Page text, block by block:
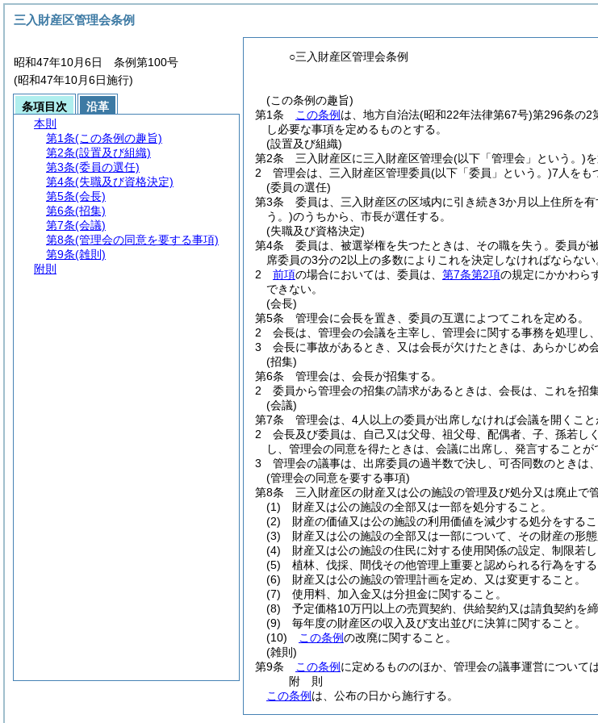
○三入財産区管理会条例
(この条例の趣旨)
第1条
この条例 は、地方自治法(昭和22年法律第67号)第296条の2
し必要な事項を定めるものとする。
(設置及び組織)
第2条
三入財産区に三入財産区管理会(以下「管理会」という。)
2
管理会は、三入財産区管理委員(以下「委員」という。)7人をも
(委員の選任)
第3条
委員は、三入財産区の区域内に引き続き3か月以上住所を
う。)のうちから、市長が選任する。
(失職及び資格決定)
第4条
委員は、被選挙権を失つたときは、その職を失う。 委員が
席委員の3分の2以上の多数によりこれを決定しなければならない
2
前項の場合においては、委員は、 第7条第2項の規定にかかわら
できない。
(会長)
第5条
管理会に会長を置き、委員の互選によつてこれを定める。
2
会長は、管理会の会議を主宰し、管理会に関する事務を処理し
3
会長に事故があるとき、又は会長が欠けたときは、あらかじめ
(招集)
第6条
管理会は、会長が招集する。
2
委員から管理会の招集の請求があるときは、会長は、これを招
(会議)
第7条
管理会は、4人以上の委員が出席しなければ会議を開くこと
2
会長及び委員は、自己又は父母、祖父母、配偶者、子、孫若し
し、管理会の同意を得たときは、会議に出席し、発言することが
3
管理会の議事は、出席委員の過半数で決し、可否同数のときは
(管理会の同意を要する事項)
第8条
三入財産区の財産又は公の施設の管理及び処分又は廃止で
(1)
財産又は公の施設の全部又は一部を処分すること。
(2)
財産の価値又は公の施設の利用価値を減少する処分をするこ
(3)
財産又は公の施設の全部又は一部について、その財産の形
(4)
財産又は公の施設の住民に対する使用関係の設定、制限若
(5)
植林、伐採、間伐その他管理上重要と認められる行為をする
(6)
財産又は公の施設の管理計画を定め、又は変更すること。
(7)
使用料、加入金又は分担金に関すること。
(8)
予定価格10万円以上の売買契約、供給契約又は請負契約を締
(9)
毎年度の財産区の収入及び支出並びに決算に関すること。
(10)
この条例の改廃に関すること。
(雑則)
第9条
この条例 に定めるもののほか、管理会の議事運営について
附 則
この条例 は、公布の日から施行する。
三入財産区管理会条例
昭和47年10月6日 条例第100号
(昭和47年10月6日施行)
条項目次
沿革
本則
第1条(この条例の趣旨)
第2条(設置及び組織)
第3条(委員の選任)
第4条(失職及び資格決定)
第5条(会長)
第6条(招集)
第7条(会議)
第8条(管理会の同意を要する事項)
第9条(雑則)
附則